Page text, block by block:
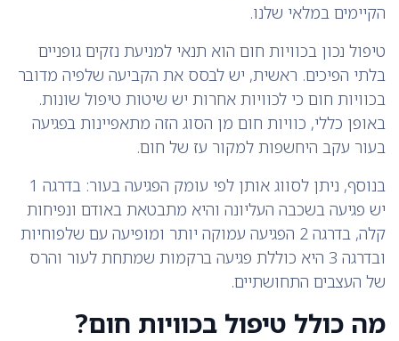
הקיימים במלאי שלנו.
טיפול נכון בכוויות חום הוא תנאי למניעת נזקים גופניים
בלתי הפיכים. ראשית, יש לבסס את הקביעה שלפיה מדובר
בכוויות חום כי לכוויות אחרות יש שיטות טיפול שונות.
באופן כללי, כוויות חום מן הסוג הזה מתאפיינות בפגיעה
בעור עקב היחשפות למקור עז של חום.
בנוסף, ניתן לסווג אותן לפי עומק הפגיעה בעור: בדרגה 1
יש פגיעה בשכבה העליונה והיא מתבטאת באודם ונפיחות
קלה, בדרגה 2 הפגיעה עמוקה יותר ומופיעה עם שלפוחיות
ובדרגה 3 היא כוללת פגיעה ברקמות שמתחת לעור והרס
של העצבים התחושתיים.
מה כולל טיפול בכוויות חום?